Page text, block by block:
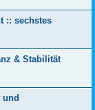
:: sechstes
& Stabilität
und